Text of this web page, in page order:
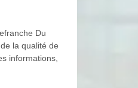
Du
la qualité de
informations,